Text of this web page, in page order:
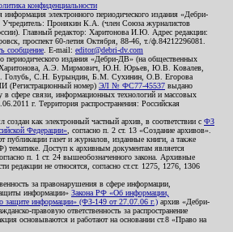
конфиденциальности
информация электронного периодического издания «Дебри-
Пронякин К.А. (член Союза журналистов
Главный редактор: Харитонова И.Ю. Адрес редакции:
проспект 60-летия Октября, 88-46, т./ф.84212296081.
сообщение . E-mail: editor@debri-dv.com
периодического издания «Дебри-ДВ» (на общественных
А.Э. Мирмович, Ю.Н. Юрьев, Ю.В. Ковалев,
С.Н. Бурындин, Б.М. Сухинин, О.В. Егорова
(Регистрационный номер) ЭЛ № ФС77-45537 выдано
в сфере связи, информационных технологий и массовых
г. Территория распространения: Российская
как электронный частный архив, в соответствии с ФЗ
Федерации» , согласно п. 2 ст. 13 «Создание архивов».
публикации газет и журналов, изданные книги, а также
тематике. Доступ к архивным документам является
п. 1 ст. 24 вышеобозначенного закона. Архивные
редакции не относятся, согласно ст.ст. 1275, 1276, 1306
за правонарушения в сфере информации,
информации» Закона РФ «Об информации,
защите информации» (ФЗ-149 от 27.07.06 г.) архив «Дебри-
правовую ответственность за распространение
основываются и работают на основании ст.8 «Право на